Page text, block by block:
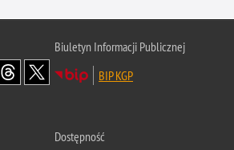
Biuletyn Informacji Publicznej
BIP KGP
Dostępność